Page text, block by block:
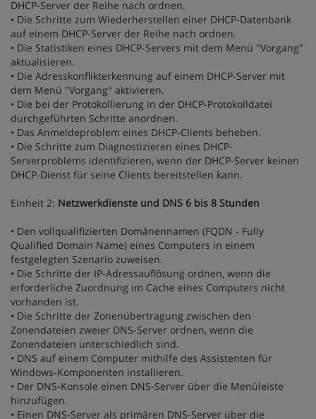
DHCP-Server der Reihe nach ordnen.
• Die Schritte zum Wiederherstellen einer DHCP-Datenbank
auf einem DHCP-Server der Reihe nach ordnen.
• Die Statistiken eines DHCP-Servers mit dem Menü "Vorgang"
aktualisieren.
• Die Adresskonflikterkennung auf einem DHCP-Server mit
dem Menü "Vorgang" aktivieren.
• Die bei der Protokollierung in der DHCP-Protokolldatei
durchgeführten Schritte anordnen.
• Das Anmeldeproblem eines DHCP-Clients beheben.
• Die Schritte zum Diagnostizieren eines DHCP-
Serverproblems identifizieren, wenn der DHCP-Server keinen
DHCP-Dienst für seine Clients bereitstellen kann.
Einheit 2: Netzwerkdienste und DNS 6 bis 8 Stunden
• Den vollqualifizierten Domänennamen (FQDN - Fully
Qualified Domain Name) eines Computers in einem
festgelegten Szenario zuweisen.
• Die Schritte der IP-Adressauflösung ordnen, wenn die
erforderliche Zuordnung im Cache eines Computers nicht
vorhanden ist.
• Die Schritte der Zonenübertragung zwischen den
Zonendateien zweier DNS-Server ordnen, wenn die
Zonendateien unterschiedlich sind.
• DNS auf einem Computer mithilfe des Assistenten für
Windows-Komponenten installieren.
• Der DNS-Konsole einen DNS-Server über die Menüleiste
hinzufügen.
• Einen DNS-Server als primären DNS-Server über die